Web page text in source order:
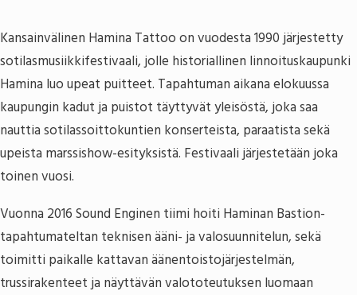
Kansainvälinen Hamina Tattoo on vuodesta 1990 järjestetty
sotilasmusiikkifestivaali, jolle historiallinen linnoituskaupunki
Hamina luo upeat puitteet. Tapahtuman aikana elokuussa
kaupungin kadut ja puistot täyttyvät yleisöstä, joka saa
nauttia sotilassoittokuntien konserteista, paraatista sekä
upeista marssishow-esityksistä. Festivaali järjestetään joka
toinen vuosi.
Vuonna 2016 Sound Enginen tiimi hoiti Haminan Bastion-
tapahtumateltan teknisen ääni- ja valosuunnitelun, sekä
toimitti paikalle kattavan äänentoistojärjestelmän,
trussirakenteet ja näyttävän valototeutuksen luomaan